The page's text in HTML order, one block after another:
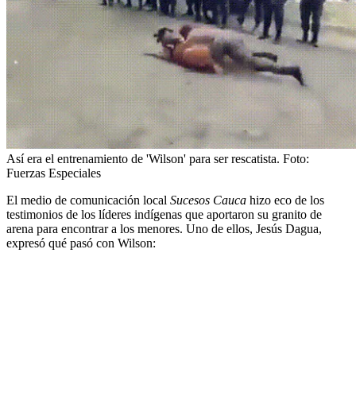
Así era el entrenamiento de 'Wilson' para ser rescatista. Foto:
Fuerzas Especiales
El medio de comunicación local Sucesos Cauca hizo eco de los
testimonios de los líderes indígenas que aportaron su granito de
arena para encontrar a los menores. Uno de ellos, Jesús Dagua,
expresó qué pasó con Wilson: